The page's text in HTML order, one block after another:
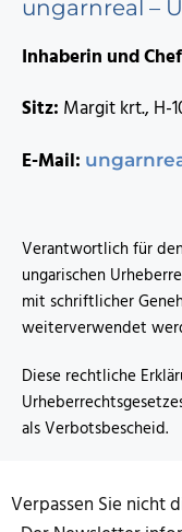
ungarnreal –
Inhaberin und
Sitz: Margit krt., H-
E-Mail:
Verantwortlich für
ungarischen
mit schriftlicher
weiterverwendet
Diese rechtliche
als Verbotsbescheid.
Verpassen Sie nicht